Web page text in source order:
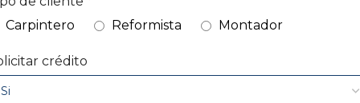
Carpintero
Reformista Montador
crédito